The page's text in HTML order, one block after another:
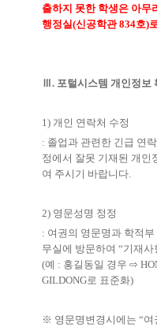
출하지 못한 학생은 아무
행정실(신공학관834호)
Ⅲ . 포털시스템 개인정보
1) 개인 연락처 수정
: 졸업과 관련한 긴급 연
정에서 잘못 기재된 개인
여 주시기 바랍니다.
2) 영문성명 정정
: 여권의 영문명과 학적
무실에 방문하여 “기재사
(예 : 홍길동일 경우 ⇨
GILDONG로 표준화)
※ 영문명변경시에는 “여